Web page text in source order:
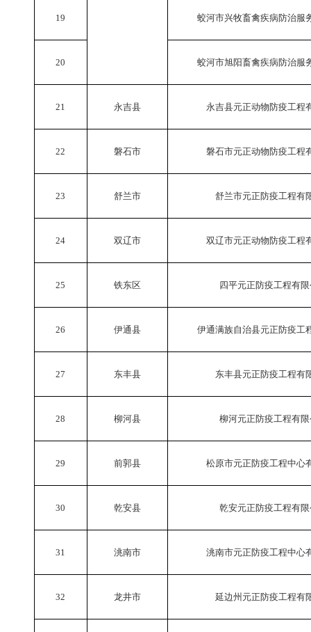
19 蛟河市兴牧畜禽疾病防治服
20 蛟河市旭阳畜禽疾病防治服
21 永吉县 永吉县元正动物防疫工程
22 磐石市 磐石市元正动物防疫工程
23 舒兰市 舒兰市元正防疫工程有
24 双辽市 双辽市元正动物防疫工程
25 铁东区 四平元正防疫工程有
26 伊通县 伊通满族自治县元正防疫工
27 东丰县 东丰县元正防疫工程有
28 柳河县 柳河元正防疫工程有
29 前郭县 松原市元正防疫工程中心
30 乾安县 乾安元正防疫工程有
31 洮南市 洮南市元正防疫工程中心
32 龙井市 延边州元正防疫工程有